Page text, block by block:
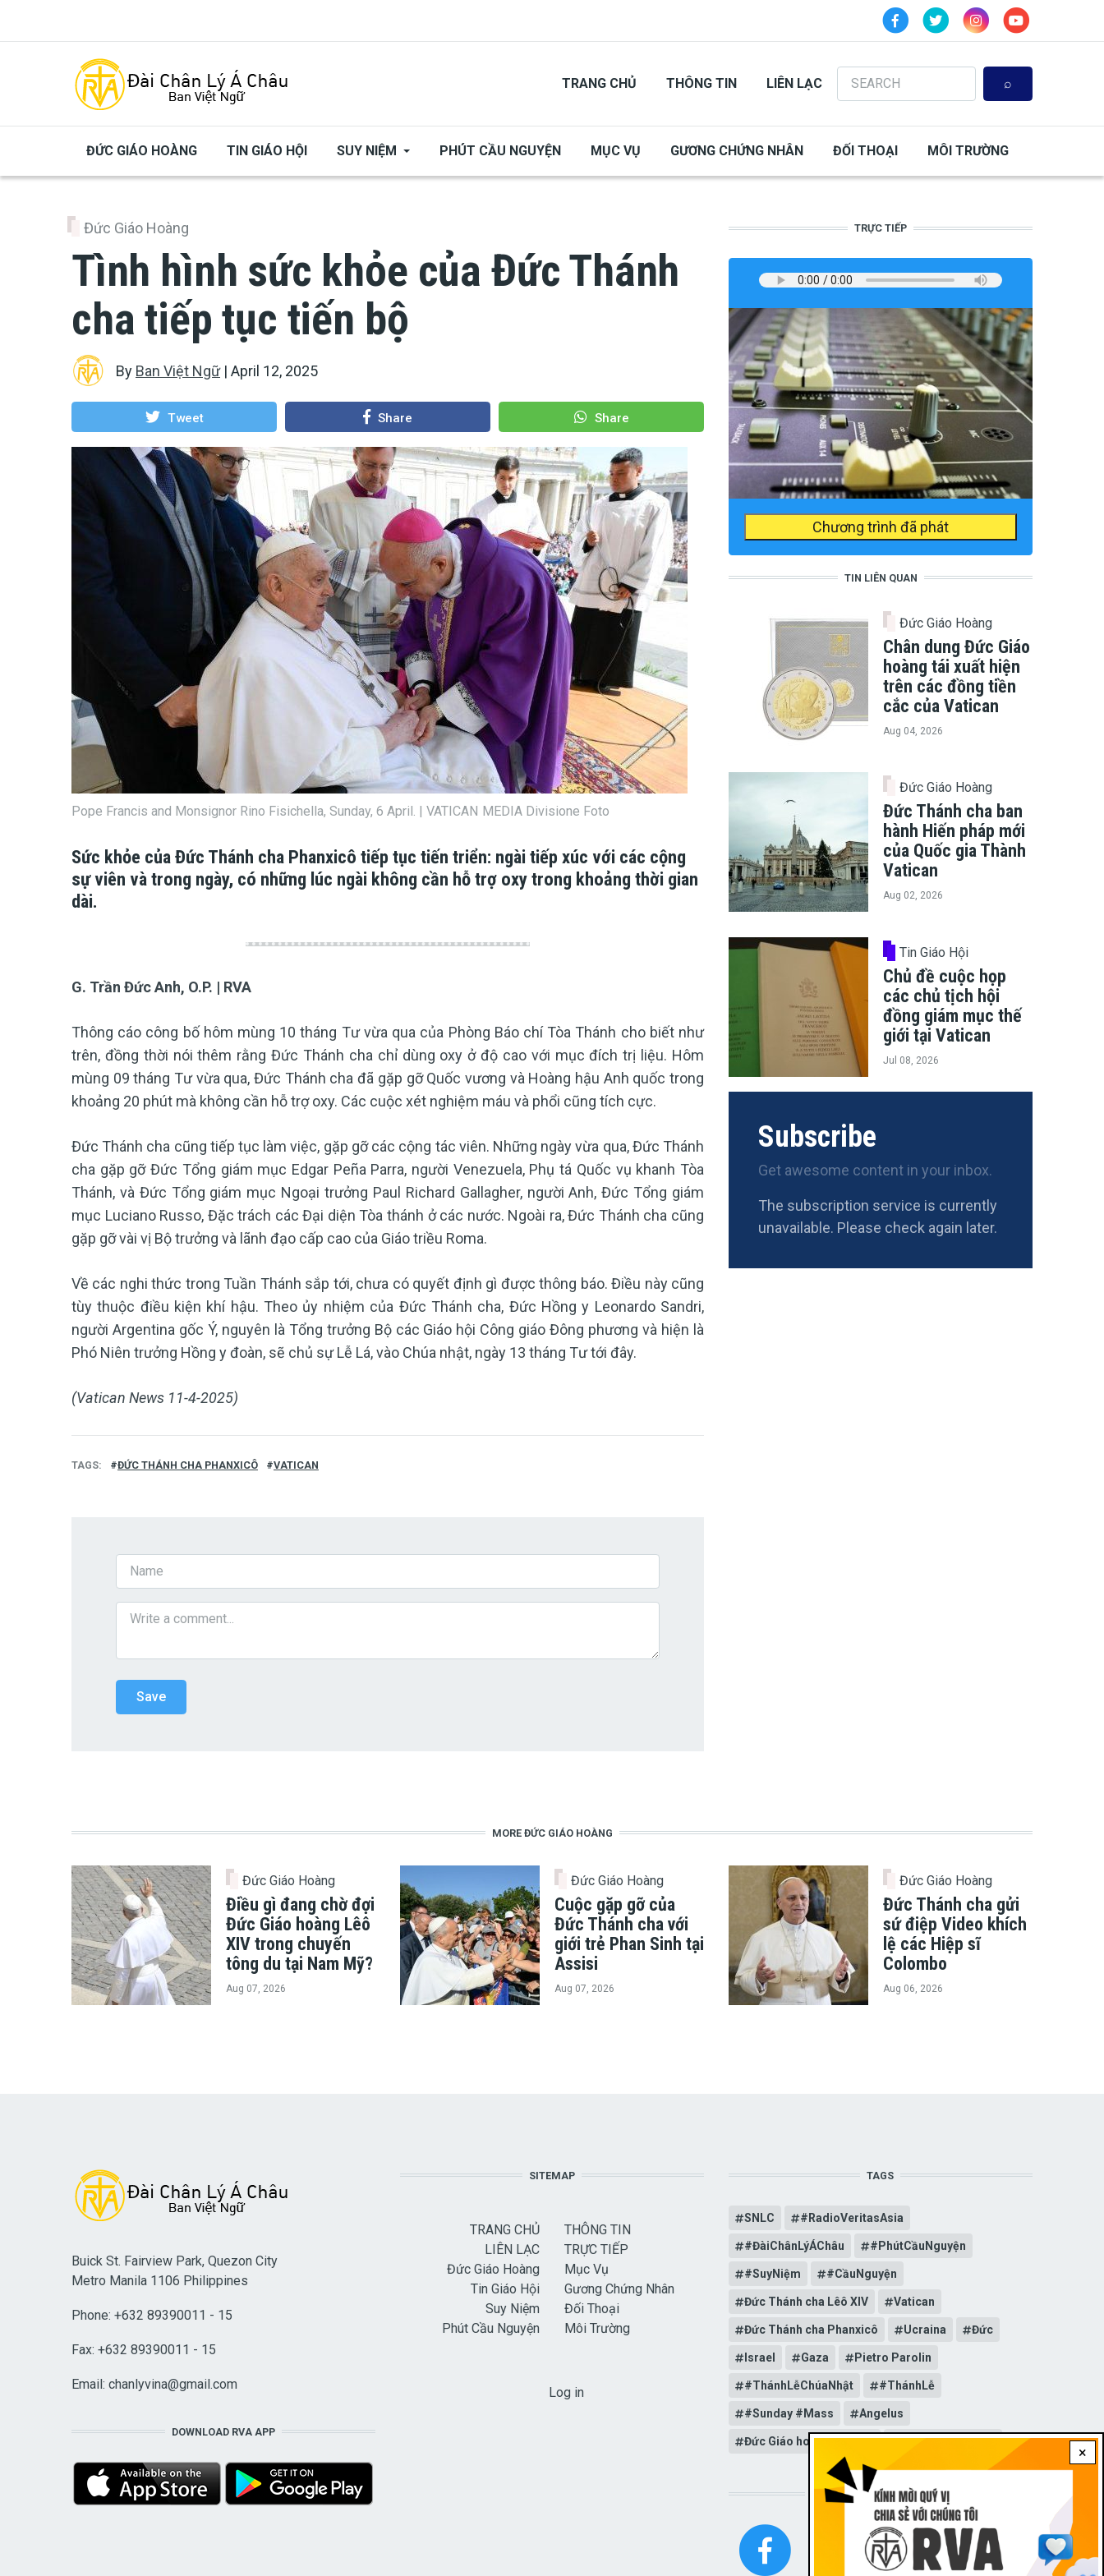
TRANG CHỦ THÔNG TIN LIÊN LẠC
Search
ĐỨC GIÁO HOÀNG TIN GIÁO HỘI SUY NIỆM PHÚT CẦU NGUYỆN MỤC VỤ GƯƠNG CHỨNG NHÂN ĐỐI THOẠI MÔI TRƯỜNG
Đức Giáo Hoàng
Tình hình sức khỏe của Đức Thánh
cha tiếp tục tiến bộ
By Ban Việt Ngữ| April 12, 2025
Tweet Share Share
Pope Francis and Monsignor Rino Fisichella, Sunday, 6 April. | VATICAN MEDIA Divisione Foto
Sức khỏe của Đức Thánh cha Phanxicô tiếp tục tiến triển: ngài tiếp xúc với các cộng
sự viên và trong ngày, có những lúc ngài không cần hỗ trợ oxy trong khoảng thời gian
dài.
G. Trần Đức Anh, O.P. | RVA
Thông cáo công bố hôm mùng 10 tháng Tư vừa qua của Phòng Báo chí Tòa Thánh cho biết như
trên, đồng thời nói thêm rằng Đức Thánh cha chỉ dùng oxy ở độ cao với mục đích trị liệu. Hôm
mùng 09 tháng Tư vừa qua, Đức Thánh cha đã gặp gỡ Quốc vương và Hoàng hậu Anh quốc trong
khoảng 20 phút mà không cần hỗ trợ oxy. Các cuộc xét nghiệm máu và phổi cũng tích cực.
Đức Thánh cha cũng tiếp tục làm việc, gặp gỡ các cộng tác viên. Những ngày vừa qua, Đức Thánh
cha gặp gỡ Đức Tổng giám mục Edgar Peña Parra, người Venezuela, Phụ tá Quốc vụ khanh Tòa
Thánh, và Đức Tổng giám mục Ngoại trưởng Paul Richard Gallagher, người Anh, Đức Tổng giám
mục Luciano Russo, Đặc trách các Đại diện Tòa thánh ở các nước. Ngoài ra, Đức Thánh cha cũng
gặp gỡ vài vị Bộ trưởng và lãnh đạo cấp cao của Giáo triều Roma.
Về các nghi thức trong Tuần Thánh sắp tới, chưa có quyết định gì được thông báo. Điều này cũng
tùy thuộc điều kiện khí hậu. Theo ủy nhiệm của Đức Thánh cha, Đức Hồng y Leonardo Sandri,
người Argentina gốc Ý, nguyên là Tổng trưởng Bộ các Giáo hội Công giáo Đông phương và hiện là
Phó Niên trưởng Hồng y đoàn, sẽ chủ sự Lễ Lá, vào Chúa nhật, ngày 13 tháng Tư tới đây.
(Vatican News 11-4-2025)
TAGS ĐỨC THÁNH CHA PHANXICÔ VATICAN
TRỰC TIẾP
Chương trình đã phát
TIN LIÊN QUAN
Đức Giáo Hoàng
Chân dung Đức Giáo
hoàng tái xuất hiện
trên các đồng tiền
cắc của Vatican
Aug 04, 2026
Đức Giáo Hoàng
Đức Thánh cha ban
hành Hiến pháp mới
của Quốc gia Thành
Vatican
Aug 02, 2026
Tin Giáo Hội
Chủ đề cuộc họp
các chủ tịch hội
đồng giám mục thế
giới tại Vatican
Jul 08, 2026
Subscribe
Get awesome content in your inbox.
The subscription service is currently
unavailable. Please check again later.
MORE ĐỨC GIÁO HOÀNG
Đức Giáo Hoàng
Điều gì đang chờ đợi
Đức Giáo hoàng Lêô
XIV trong chuyến
tông du tại Nam Mỹ?
Aug 07, 2026
Đức Giáo Hoàng
Cuộc gặp gỡ của
Đức Thánh cha với
giới trẻ Phan Sinh tại
Assisi
Aug 07, 2026
Đức Giáo Hoàng
Đức Thánh cha gửi
sứ điệp Video khích
lệ các Hiệp sĩ
Colombo
Aug 06, 2026
×
Buick St. Fairview Park, Quezon City
Metro Manila 1106 Philippines
Phone: +632 89390011 - 15
Fax: +632 89390011 - 15
Email: chanlyvina@gmail.com
DOWNLOAD RVA APP
SITEMAP
TRANG CHỦ
LIÊN LẠC
Đức Giáo Hoàng
Tin Giáo Hội
Suy Niệm
Phút Cầu Nguyện
THÔNG TIN
TRỰC TIẾP
Mục Vụ
Gương Chứng Nhân
Đối Thoại
Môi Trường
Log in
TAGS
SNLC #RadioVeritasAsia
#ĐàiChânLýÁChâu #PhútCầuNguyện
#SuyNiệm #CầuNguyện
Đức Thánh cha Lêô XIV Vatican
Đức Thánh cha Phanxicô Ucraina Đức
Israel Gaza Pietro Parolin
#ThánhLễChúaNhật #ThánhLễ
#Sunday #Mass Angelus
Đức Giáo hoàng Lêô XIV General Audience
STAY CONNECTED WITH US!